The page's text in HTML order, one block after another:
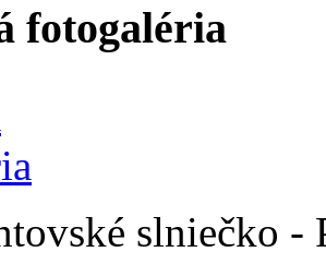
fotogaléria
slniečko -